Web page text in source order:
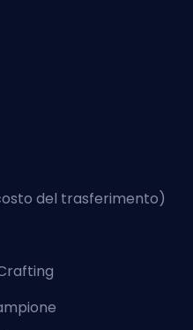
del trasferimento)